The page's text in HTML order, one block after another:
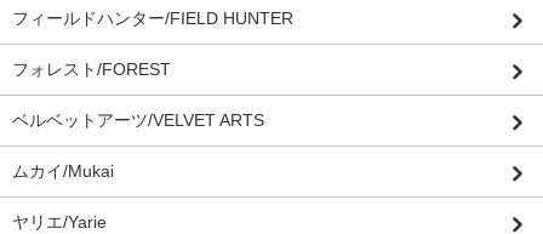
フィールドハンター/FIELD HUNTER
フォレスト/FOREST
ベルベットアーツ/VELVET ARTS
ムカイ/Mukai
ヤリエ/Yarie